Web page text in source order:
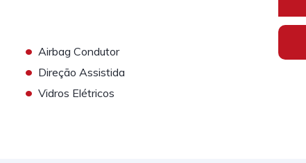
• Airbag Condutor
• Direção Assistida
• Vidros Elétricos